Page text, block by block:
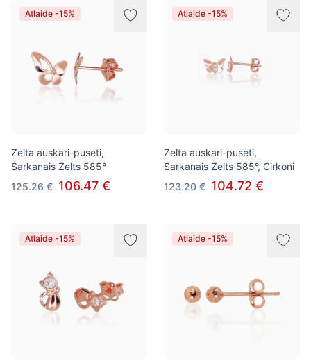
Atlaide -15%
Zelta auskari-puseti,
Sarkanais Zelts 585°
125.26 € 106.47 €
Atlaide -15%
Zelta auskari-puseti,
Sarkanais Zelts 585°, Cirkoni
123.20 € 104.72 €
Atlaide -15% Atlaide -15%